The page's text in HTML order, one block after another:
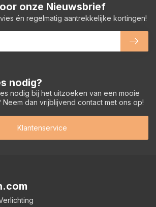
nodig?
nodig bij het uitzoeken van een mooie
Neem dan vrijblijvend contact met ons op!
Klantenservice
onze Nieuwsbrief
én regelmatig aantrekkelijke kortingen!